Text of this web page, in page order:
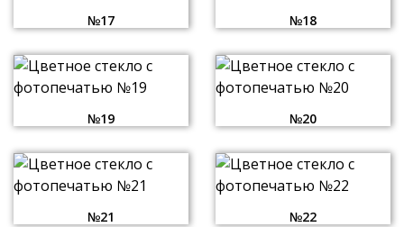
№17 №18
№19 №20
№21 №22